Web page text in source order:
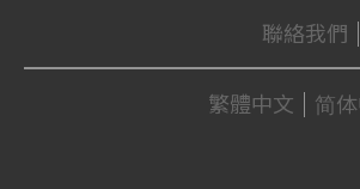
聯絡我們
繁體中文 简